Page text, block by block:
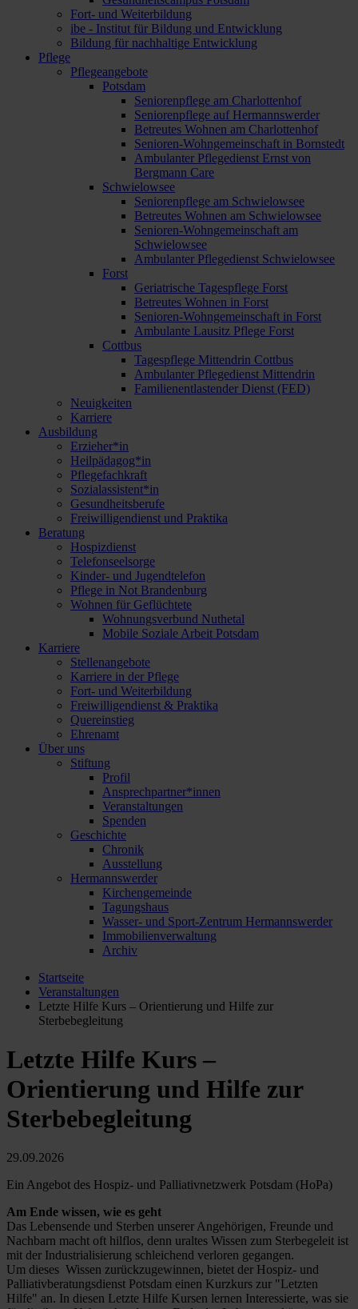
Fort- und Weiterbildung
ibe - Institut für Bildung und Entwicklung
Bildung für nachhaltige Entwicklung
Pflege
Pflegeangebote
Potsdam
Seniorenpflege am Charlottenhof
Seniorenpflege auf Hermannswerder
Betreutes Wohnen am Charlottenhof
Senioren-Wohngemeinschaft in Bornstedt
Ambulanter Pflegedienst Ernst von
Bergmann Care
Schwielowsee
Seniorenpflege am Schwielowsee
Betreutes Wohnen am Schwielowsee
Senioren-Wohngemeinschaft am
Schwielowsee
Ambulanter Pflegedienst Schwielowsee
Forst
Geriatrische Tagespflege Forst
Betreutes Wohnen in Forst
Senioren-Wohngemeinschaft in Forst
Ambulante Lausitz Pflege Forst
Cottbus
Tagespflege Mittendrin Cottbus
Ambulanter Pflegedienst Mittendrin
Familienentlastender Dienst (FED)
Neuigkeiten
Karriere
Ausbildung
Erzieher*in
Heilpädagog*in
Pflegefachkraft
Sozialassistent*in
Gesundheitsberufe
Freiwilligendienst und Praktika
Beratung
Hospizdienst
Telefonseelsorge
Kinder- und Jugendtelefon
Pflege in Not Brandenburg
Wohnen für Geflüchtete
Wohnungsverbund Nuthetal
Mobile Soziale Arbeit Potsdam
Karriere
Stellenangebote
Karriere in der Pflege
Fort- und Weiterbildung
Freiwilligendienst & Praktika
Quereinstieg
Ehrenamt
Über uns
Stiftung
Profil
Ansprechpartner*innen
Veranstaltungen
Spenden
Geschichte
Chronik
Ausstellung
Hermannswerder
Kirchengemeinde
Tagungshaus
Wasser- und Sport-Zentrum Hermannswerder
Immobilienverwaltung
Archiv
Startseite
Veranstaltungen
Letzte Hilfe Kurs – Orientierung und Hilfe zur
Sterbebegleitung
Letzte Hilfe Kurs –
Orientierung und Hilfe zur
Sterbebegleitung
29.09.2026
Ein Angebot des Hospiz- und Palliativnetzwerk Potsdam (HoPa)
Am Ende wissen, wie es geht
Das Lebensende und Sterben unserer Angehörigen, Freunde und
Nachbarn macht oft hilflos, denn uraltes Wissen zum Sterbegeleit ist
mit der Industrialisierung schleichend verloren gegangen.
Um dieses Wissen zurückzugewinnen, bietet der Hospiz- und
Palliativberatungsdienst Potsdam einen Kurzkurs zur "Letzten
Hilfe" an. In diesen Letzte Hilfe Kursen lernen Interessierte, was sie